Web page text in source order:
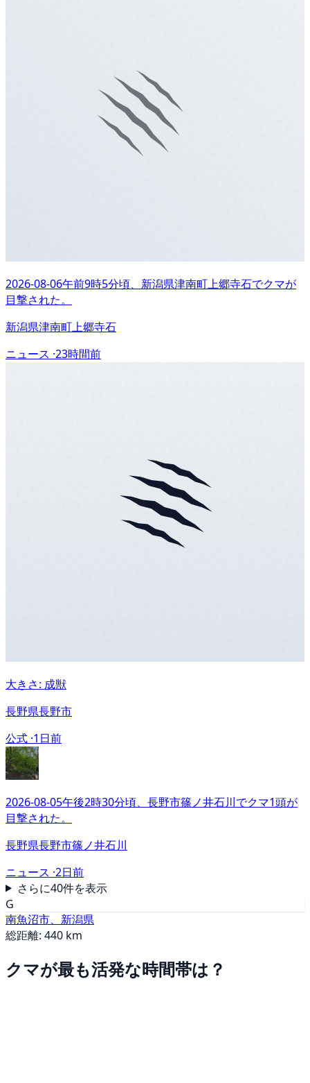
2026-08-06午前9時5分頃、新潟県津南町上郷寺石でクマが
目撃された。
新潟県津南町上郷寺石
ニュース ·23時間前
大きさ: 成獣
長野県長野市
公式 ·1日前
2026-08-05午後2時30分頃、長野市篠ノ井石川でクマ1頭が
目撃された。
長野県長野市篠ノ井石川
ニュース ·2日前
さらに40件を表示
G
南魚沼市、新潟県
総距離: 440 km
クマが最も活発な時間帯は？